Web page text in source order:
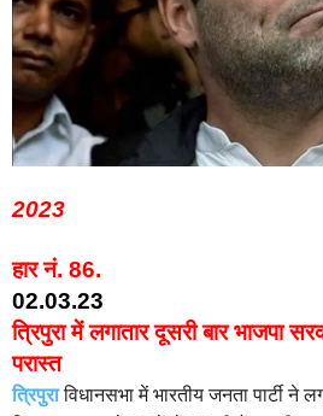
2023
हार नं. 86.
02.03.23
त्रिपुरा में लगातार दूसरी बार भाजपा
परास्त
त्रिपुराविधानसभा में भारतीय जनता पार्टी ने